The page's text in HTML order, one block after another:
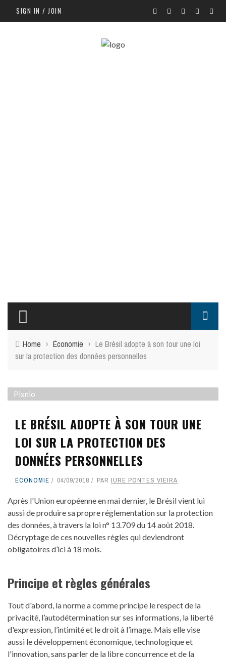
SIGN IN / JOIN
Home › Économie › Le Brésil adopte à son tour une loi
sur la protection des données personnelles
Pixnio
LE BRÉSIL ADOPTE À SON TOUR UNE
LOI SUR LA PROTECTION DES
DONNÉES PERSONNELLES
ÉCONOMIE 04/09/2018 PAR IURE PONTES VIEIRA
Après l'Union européenne en mai dernier, le Brésil vient lui
aussi de produire sa propre réglementation sur la protection
des données, à travers la loi n° 13.709 du 14 août 2018.
Décryptage de ces nouvelles règles qui deviendront
obligatoires d’ici à 18 mois.
Principe et règles générales
Tout d'abord, la norme a comme principe le respect de la
privacité, l’autodétermination sur ses informations, la liberté
d'expression, l’intimité et le droit à l’image. Mais elle vise
aussi le développement économique, technologique et
l'innovation, sans parler de la libre concurrence et de la